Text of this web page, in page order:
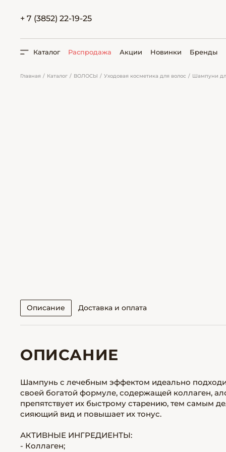
+ 7 (3852) 22-19-25
Каталог Распродажа Акции Новинки Бренды
Главная Каталог ВОЛОСЫ Уходовая косметика для волос Шампуни
Описание Доставка и оплата
ОПИСАНИЕ
Шампунь с лечебным эффектом идеально
своей богатой формуле, содержащей коллаген,
препятствует их быстрому старению, тем самым
сияющий вид и повышает их тонус.
АКТИВНЫЕ ИНГРЕДИЕНТЫ:
- Коллаген;